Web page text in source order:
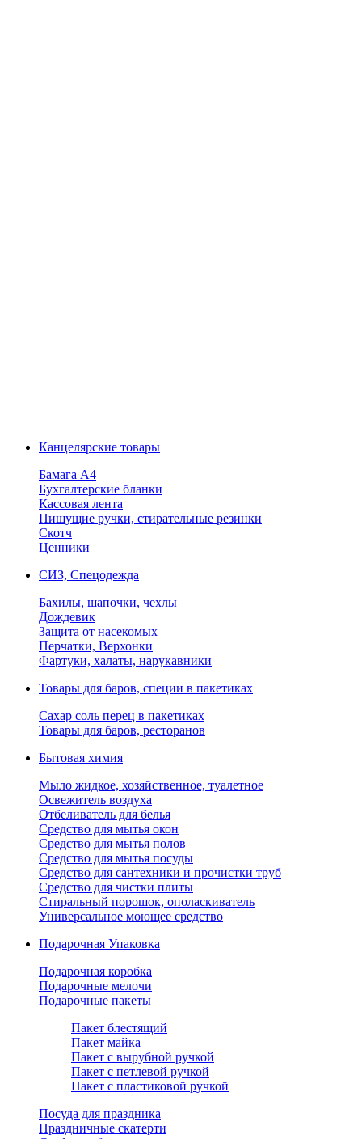
Канцелярские товары
Бамага А4
Бухгалтерские бланки
Кассовая лента
Пишущие ручки, стирательные резинки
Скотч
Ценники
СИЗ, Спецодежда
Бахилы, шапочки, чехлы
Дождевик
Защита от насекомых
Перчатки, Верхонки
Фартуки, халаты, нарукавники
Товары для баров, специи в пакетиках
Сахар соль перец в пакетиках
Товары для баров, ресторанов
Бытовая химия
Мыло жидкое, хозяйственное, туалетное
Освежитель воздуха
Отбеливатель для белья
Средство для мытья окон
Средство для мытья полов
Средство для мытья посуды
Средство для сантехники и прочистки труб
Средство для чистки плиты
Стиральный порошок, ополаскиватель
Универсальное моющее средство
Подарочная Упаковка
Подарочная коробка
Подарочные мелочи
Подарочные пакеты
Пакет блестящий
Пакет майка
Пакет с вырубной ручкой
Пакет с петлевой ручкой
Пакет с пластиковой ручкой
Посуда для праздника
Праздничные скатерти